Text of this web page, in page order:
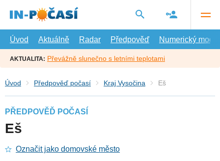
hlavní
Úvod
Aktuálně Radar Předpověď Numerický model
AKTUALITA: Převážně slunečno s letními teplotami
Úvod Předpověď počasí Kraj Vysočina Eš
PŘEDPOVĚĎ POČASÍ
Eš
Označit jako domovské město